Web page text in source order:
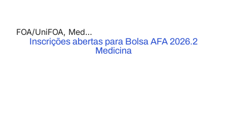
FOA/UniFOA, Medicina
Inscrições abertas para Bolsa AFA 2026.2
Medicina